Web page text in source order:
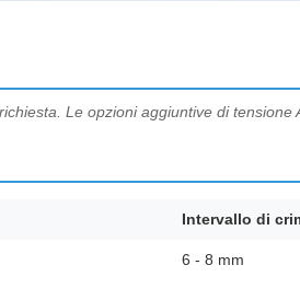
Le opzioni aggiuntive di
Intervallo di
6 - 8 mm